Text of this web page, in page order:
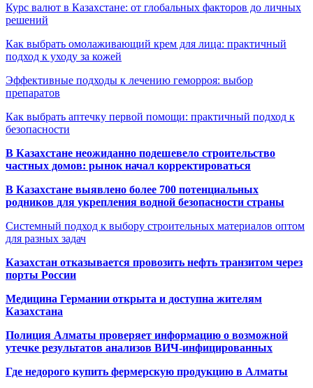
Курс валют в Казахстане: от глобальных факторов до личных
решений
Как выбрать омолаживающий крем для лица: практичный
подход к уходу за кожей
Эффективные подходы к лечению геморроя: выбор
препаратов
Как выбрать аптечку первой помощи: практичный подход к
безопасности
В Казахстане неожиданно подешевело строительство
частных домов: рынок начал корректироваться
В Казахстане выявлено более 700 потенциальных
родников для укрепления водной безопасности страны
Системный подход к выбору строительных материалов оптом
для разных задач
Казахстан отказывается провозить нефть транзитом через
порты России
Медицина Германии открыта и доступна жителям
Казахстана
Полиция Алматы проверяет информацию о возможной
утечке результатов анализов ВИЧ-инфицированных
Где недорого купить фермерскую продукцию в Алматы